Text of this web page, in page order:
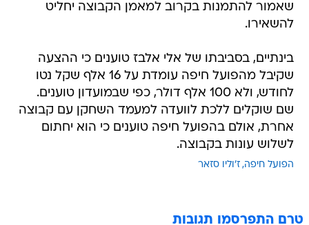
שאמור להתמנות בקרוב למאמן הקבוצה יחליט
להשאירו.
בינתיים, בסביבתו של אלי אלבז טוענים כי ההצעה
שקיבל מהפועל חיפה עומדת על 16 אלף שקל נטו
לחודש, ולא 100 אלף דולר, כפי שבמועדון טוענים.
שם שוקלים ללכת לוועדה למעמד השחקן עם קבוצה
אחרת, אולם בהפועל חיפה טוענים כי הוא יחתום
לשלוש עונות בקבוצה.
הפועל חיפה ז'וליו סזאר
טרם התפרסמו תגובות